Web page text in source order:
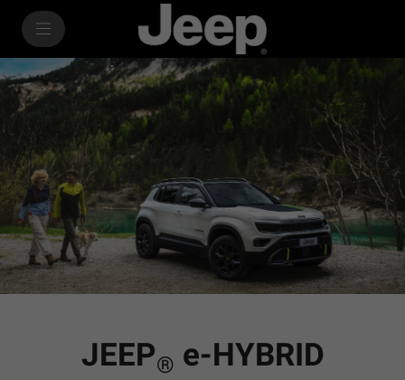
SkiptoNavigationText
JEEP® e-HYBRID
e-HYBRID